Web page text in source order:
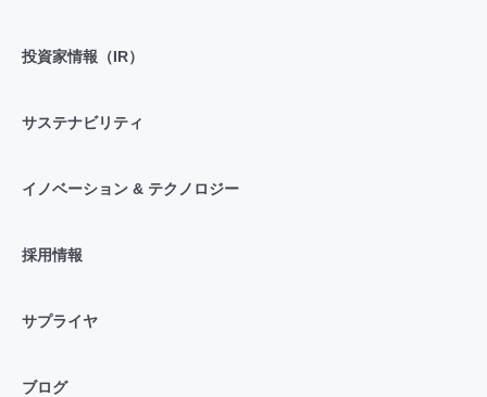
投資家情報（IR）
サステナビリティ
イノベーション & テクノロジー
採用情報
サプライヤ
ブログ